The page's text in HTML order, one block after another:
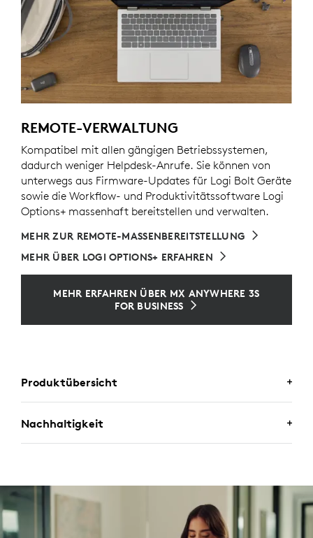
REMOTE-VERWALTUNG
Kompatibel mit allen gängigen Betriebssystemen,
dadurch weniger Helpdesk-Anrufe. Sie können von
unterwegs aus Firmware-Updates für Logi Bolt Geräte
sowie die Workflow- und Produktivitätssoftware Logi
Options+ massenhaft bereitstellen und verwalten.
MEHR ZUR REMOTE-MASSENBEREITSTELLUNG
MEHR ÜBER LOGI OPTIONS+ ERFAHREN
MEHR ERFAHREN ÜBER MX ANYWHERE 3S
FOR BUSINESS
Produktübersicht
schnellem und präzisem MagSpeed-Scrollen. Leise
Klicks und Abtastung mit 8000 DPI, auch auf Glas.
Nachhaltigkeit
ENTWICKELT FÜR EINE POSITIVE
Unser Ziel? Nachhaltiges Design.